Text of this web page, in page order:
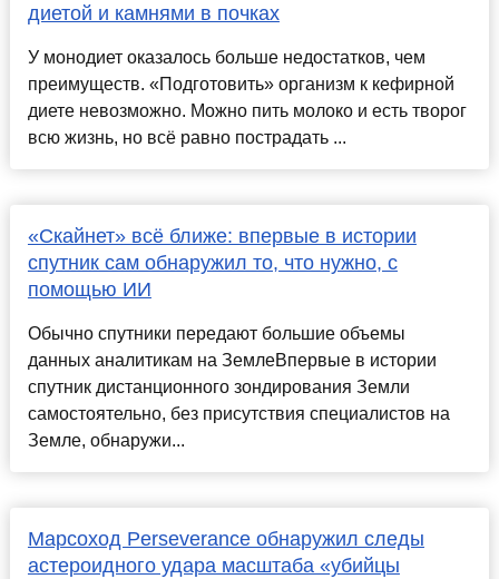
диетой и камнями в почках
У монодиет оказалось больше недостатков, чем
преимуществ. «Подготовить» организм к кефирной
диете невозможно. Можно пить молоко и есть творог
всю жизнь, но всё равно пострадать ...
«Скайнет» всё ближе: впервые в истории
спутник сам обнаружил то, что нужно, с
помощью ИИ
Обычно спутники передают большие объемы
данных аналитикам на ЗемлеВпервые в истории
спутник дистанционного зондирования Земли
самостоятельно, без присутствия специалистов на
Земле, обнаружи...
Марсоход Perseverance обнаружил следы
астероидного удара масштаба «убийцы